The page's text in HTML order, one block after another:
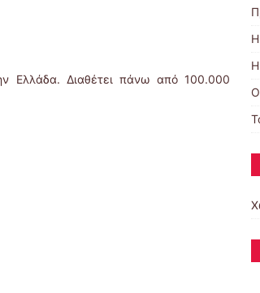
Ελλάδα. Διαθέτει πάνω από 100.000